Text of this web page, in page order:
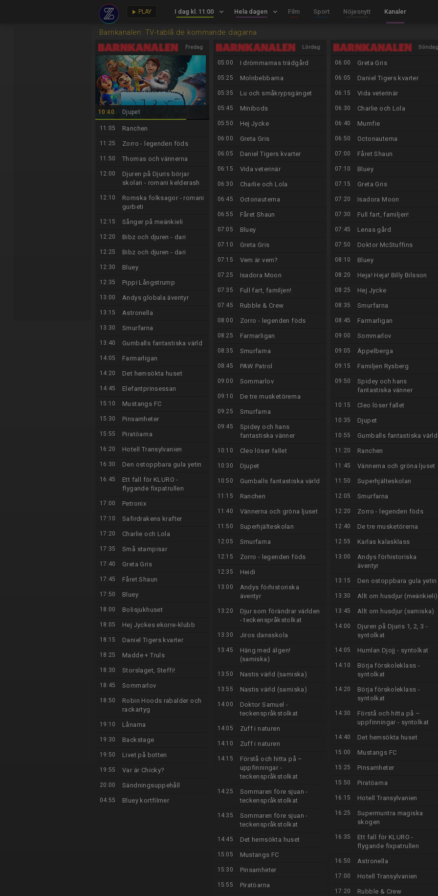
play_arrow PLAY I dag kl. 11:00 keyboard_arrow_down Hela dagen keyboard_arrow_down Film Sport Nöjesnytt Kanaler
Barnkanalen: TV-tablå de kommande dagarna
Fredag
7/8
10:40 Djupet
11:05 Ranchen
11:25 Zorro - legenden föds
11:50 Thomas och vännerna
12:00
Djuren på Djuris börjar
skolan - romani kelderash
12:10
Romska folksagor - romani
gurbeti
12:15 Sånger på meänkieli
12:20 Bibz och djuren - dari
12:25 Bibz och djuren - dari
12:30 Bluey
12:35 Pippi Långstrump
13:00 Andys globala äventyr
13:15 Astronella
13:30 Smurfarna
13:40 Gumballs fantastiska värld
14:05 Farmarligan
14:20 Det hemsökta huset
14:45 Elefantprinsessan
15:10 Mustangs FC
15:30 Pinsamheter
15:55 Piratöarna
16:20 Hotell Transylvanien
16:30 Den ostoppbara gula yetin
16:45
Ett fall för KLURO -
flygande fixpatrullen
17:00 Petronix
17:10 Safirdrakens krafter
17:20 Charlie och Lola
17:35 Små stampisar
17:40 Greta Gris
17:45 Fåret Shaun
17:50 Bluey
18:00 Bolisjukhuset
18:05 Hej Jyckes ekorre-klubb
18:15 Daniel Tigers kvarter
18:25 Madde + Truls
18:30 Storslaget, Steffi!
18:45 Sommarlov
18:50
Robin Hoods rabalder och
rackartyg
19:10 Lånarna
19:30 Backstage
19:50 Livet på botten
19:55 Var är Chicky?
20:00 Sändningsuppehåll
04:55 Bluey kortfilmer
Lördag
8/8
05:00 I drömmarnas trädgård
05:25 Molnbebbarna
05:35 Lu och småkrypsgänget
05:45 Minibods
05:50 Hej Jycke
06:00 Greta Gris
06:05 Daniel Tigers kvarter
06:15 Vida veterinär
06:30 Charlie och Lola
06:45 Octonauterna
06:55 Fåret Shaun
07:05 Bluey
07:10 Greta Gris
07:15 Vem är vem?
07:25 Isadora Moon
07:35 Full fart, familjen!
07:45 Rubble & Crew
08:00 Zorro - legenden föds
08:25 Farmarligan
08:35 Smurfarna
08:45 PAW Patrol
09:00 Sommarlov
09:10 De tre musketörerna
09:25 Smurfarna
09:45
Spidey och hans
fantastiska vänner
10:10 Cleo löser fallet
10:30 Djupet
10:50 Gumballs fantastiska värld
11:15 Ranchen
11:40 Vännerna och gröna ljuset
11:50 Superhjälteskolan
12:05 Smurfarna
12:15 Zorro - legenden föds
12:35 Heidi
13:00
Andys förhistoriska
äventyr
13:20
Djur som förändrar världen
- teckenspråkstolkat
13:30 Jiros dansskola
13:45
Häng med älgen!
(samiska)
13:50 Nastis värld (samiska)
13:55 Nastis värld (samiska)
14:00
Doktor Samuel -
teckenspråkstolkat
14:05 Zuff i naturen
14:10 Zuff i naturen
14:15
Förstå och hitta på –
uppfinningar -
teckenspråkstolkat
14:25
Sommaren före sjuan -
teckenspråkstolkat
14:35
Sommaren före sjuan -
teckenspråkstolkat
14:45 Det hemsökta huset
15:05 Mustangs FC
15:30 Pinsamheter
15:55 Piratöarna
Söndag
06:00 Greta Gris
06:05 Daniel Tigers kvarter
06:15 Vida veterinär
06:30 Charlie och Lola
06:40 Mumfie
06:50 Octonauterna
07:00 Fåret Shaun
07:10 Bluey
07:15 Greta Gris
07:20 Isadora Moon
07:30 Full fart, familjen!
07:45 Lenas gård
07:50 Doktor McStuffins
08:10 Bluey
08:20 Heja! Heja! Billy Bilsson
08:25 Hej Jycke
08:35 Smurfarna
08:45 Farmarligan
09:00 Sommarlov
09:05 Äppelberga
09:15 Familjen Rysberg
09:50
Spidey och hans
fantastiska vänner
10:15 Cleo löser fallet
10:35 Djupet
10:55 Gumballs fantastiska värld
11:20 Ranchen
11:45 Vännerna och gröna ljuset
11:50 Superhjälteskolan
12:05 Smurfarna
12:20 Zorro - legenden föds
12:40 De tre musketörerna
12:55 Karlas kalasklass
13:00
Andys förhistoriska
äventyr
13:15 Den ostoppbara gula yetin
13:30 Allt om husdjur (meänkieli)
13:45 Allt om husdjur (samiska)
14:00
Djuren på Djuris 1, 2, 3 -
syntolkat
14:05 Humlan Djojj - syntolkat
14:10
Börja förskoleklass -
syntolkat
14:20
Börja förskoleklass -
syntolkat
14:30
Förstå och hitta på –
uppfinningar - syntolkat
14:40 Det hemsökta huset
15:00 Mustangs FC
15:25 Pinsamheter
15:50 Piratöarna
16:15 Hotell Transylvanien
16:25
Supermuntra magiska
skogen
16:35
Ett fall för KLURO -
flygande fixpatrullen
16:50 Astronella
17:00 Hotell Transylvanien
17:20 Rubble & Crew